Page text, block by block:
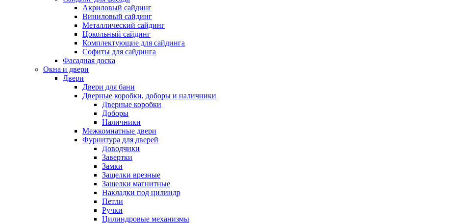
Акриловый сайдинг
Виниловый сайдинг
Металлический сайдинг
Цокольный сайдинг
Комплектующие для сайдинга
Софиты для сайдинга
Фасадная доска
Окна и двери
Двери
Двери для бани
Дверные коробки, доборы и наличники
Дверные коробки
Доборы
Наличники
Межкомнатные двери
Фурнитура для дверей
Доводчики
Завертки
Замки
Защелки врезные
Защелки магнитные
Накладки под цилиндр
Петли
Ручки
Цилиндровые механизмы